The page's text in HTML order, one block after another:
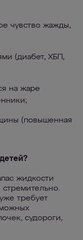
чувство жажды,
(диабет, ХБП,
на жаре
(повышенная
жидкости
требует
судороги,